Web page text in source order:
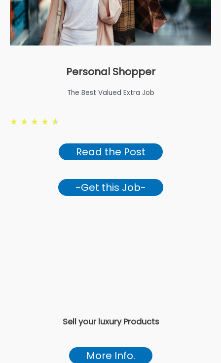
Personal Shopper
The Best Valued Extra Job
★ ★ ★ ★ ★
Read the Post
-Get this Job-
Sell your luxury Products
More Info.